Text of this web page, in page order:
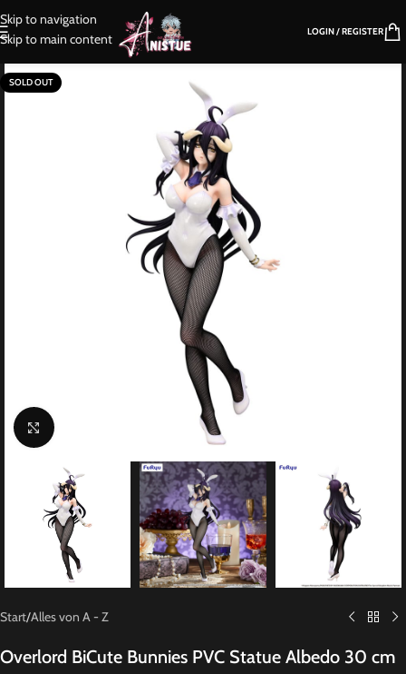
Skip to navigation
Skip to main content
LOGIN / REGISTER
SOLD OUT
Click to enlarge
Start/Alles von A - Z
Overlord BiCute Bunnies PVC Statue Albedo 30 cm